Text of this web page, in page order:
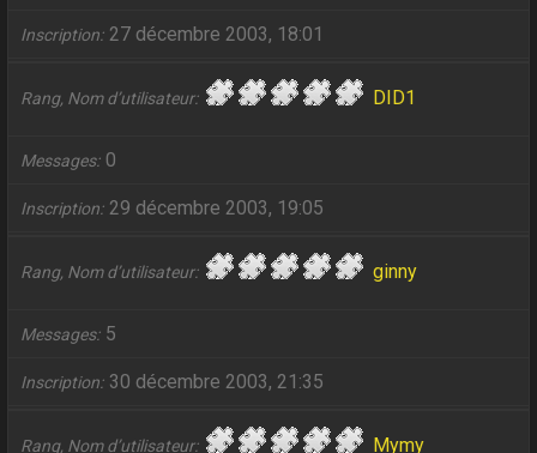
Inscription 27 décembre 2003, 18:01
Rang, Nom d’utilisateur DID1
Messages 0
Inscription 29 décembre 2003, 19:05
Rang, Nom d’utilisateur ginny
Messages 5
Inscription 30 décembre 2003, 21:35
Rang, Nom d’utilisateur Mymy